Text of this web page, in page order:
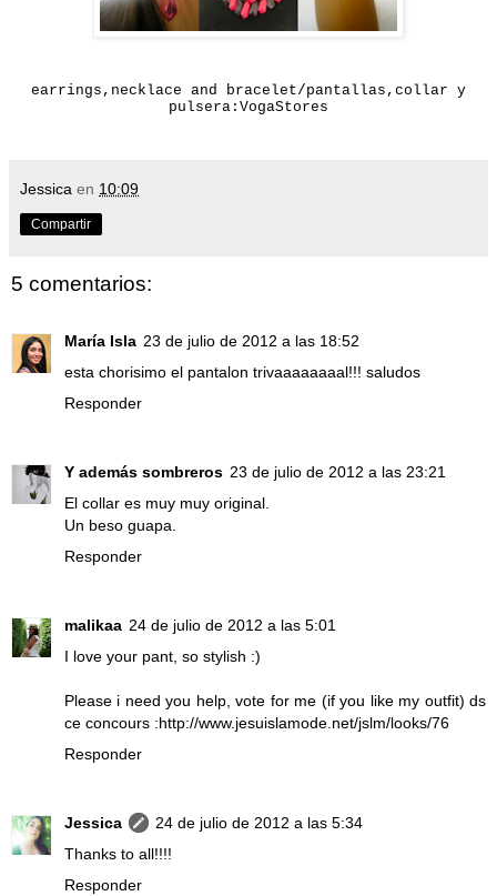
earrings,necklace and bracelet/pantallas,collar y
pulsera:VogaStores
Jessica en 10:09
Compartir
5 comentarios:
María Isla 23 de julio de 2012 a las 18:52
esta chorisimo el pantalon trivaaaaaaaal!!! saludos
Responder
Y además sombreros 23 de julio de 2012 a las 23:21
El collar es muy muy original.
Un beso guapa.
Responder
malikaa 24 de julio de 2012 a las 5:01
I love your pant, so stylish :)
Please i need you help, vote for me (if you like my outfit) ds
ce concours :http://www.jesuislamode.net/jslm/looks/76
Responder
Jessica
24 de julio de 2012 a las 5:34
Thanks to all!!!!
Responder